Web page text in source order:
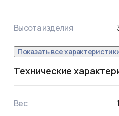
Высота изделия
Показать все
Технические
Вес